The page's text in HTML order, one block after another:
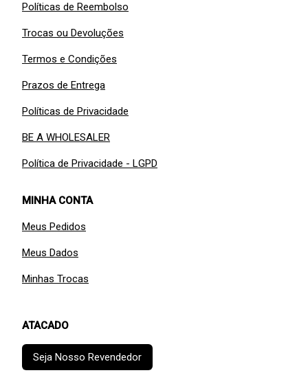
Políticas de Reembolso
Trocas ou Devoluções
Termos e Condições
Prazos de Entrega
Políticas de Privacidade
BE A WHOLESALER
Política de Privacidade - LGPD
MINHA CONTA
Meus Pedidos
Meus Dados
Minhas Trocas
ATACADO
Seja Nosso Revendedor